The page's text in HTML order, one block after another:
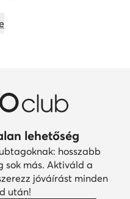
lehetőség
hosszabb
sok más. Aktiváld a
jóváírást minden
után!